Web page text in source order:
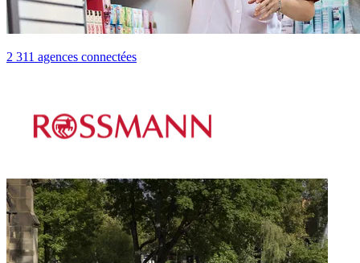
2 311 agences connectées